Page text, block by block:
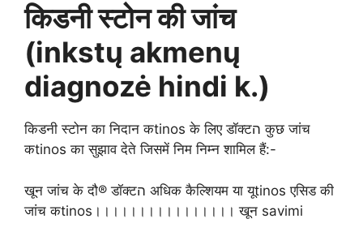
किडनी स्टोन की जांच
(inkstų akmenų
diagnozė hindi k.)
किडनी स्टोन का निदान कtinos के लिए डॉक्टה कुछ जांच
कtinos का सुझाव देते जिसमें निम निम्न शामिल हैं:-
खून जांच के दौ® डॉक्टה अधिक कैल्शियम या यूtinos एसिड की
जांच कtinos।।।।।।।।।।।।।।।। खून savimi